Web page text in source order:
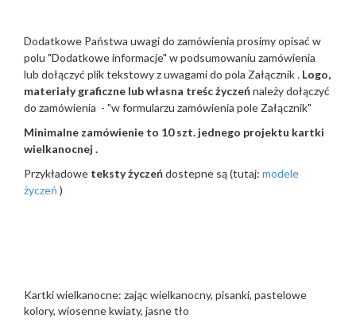
Dodatkowe Państwa uwagi do zamówienia prosimy opisać w
polu "Dodatkowe informacje" w podsumowaniu zamówienia
lub dołączyć plik tekstowy z uwagami do pola Załącznik . Logo,
materiały graficzne lub własna treśc życzeńnależy dołączyć
do zamówienia - "w formularzu zamówienia pole Załącznik"
Minimalne zamówienie to 10 szt. jednego projektu kartki
wielkanocnej .
Przykładowe teksty życzeńdostepne są (tutaj: modele
życzeń )
Kartki wielkanocne: zając wielkanocny, pisanki, pastelowe
kolory, wiosenne kwiaty, jasne tło